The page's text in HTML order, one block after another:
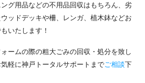
グ用品などの不用品回収はもちろん、劣
ッドデッキや柵、レンガ、植木鉢などお
いたします！
ームの際の粗大ごみの回収・処分を致し
軽に神戸トータルサポートまでご相談下